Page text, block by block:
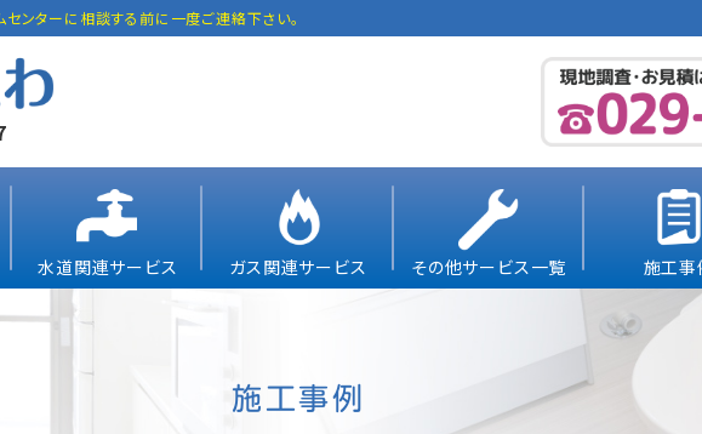
ンターに相談する前に一度ご連絡下さい。
水道関連サービス ガス関連サービス その他サービス一覧 施工事
施工事例